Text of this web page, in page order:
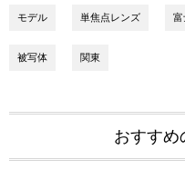
モデル 単焦点レンズ 富
被写体 関東
おすすめ